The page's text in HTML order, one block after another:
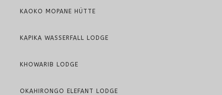
KAOKO MOPANE HÜTTE
KAPIKA WASSERFALL LODGE
KHOWARIB LODGE
OKAHIRONGO ELEFANT LODGE